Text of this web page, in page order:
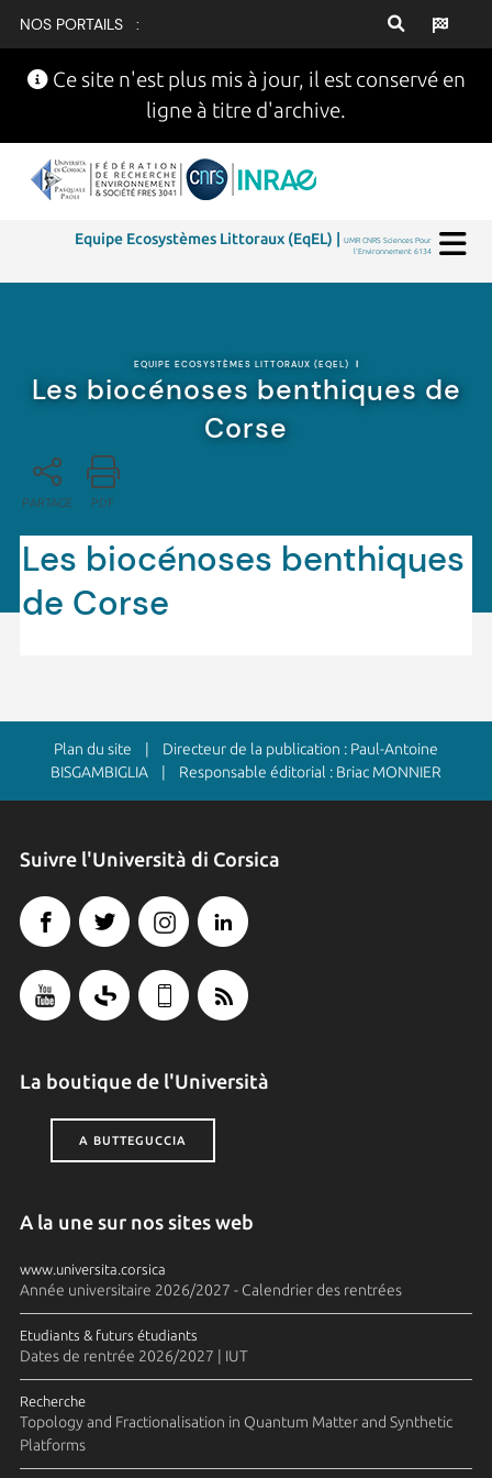
NOS PORTAILS :
Ce site n'est plus mis à jour, il est conservé en
ligne à titre d'archive.
Equipe Ecosystèmes Littoraux (EqEL) |UMR CNRS Sciences Pour
l'Environnement 6134
EQUIPE ECOSYSTÈMES LITTORAUX (EQEL) |
Les biocénoses benthiques de
Corse
PARTAGE PDF
Les biocénoses benthiques
de Corse
Plan du site | Directeur de la publication : Paul-Antoine
BISGAMBIGLIA | Responsable éditorial : Briac MONNIER
Suivre l'Università di Corsica
La boutique de l'Università
A BUTTEGUCCIA
A la une sur nos sites web
www.universita.corsica
Année universitaire 2026/2027 - Calendrier des rentrées
Etudiants & futurs étudiants
Dates de rentrée 2026/2027 | IUT
Recherche
Topology and Fractionalisation in Quantum Matter and Synthetic
Platforms